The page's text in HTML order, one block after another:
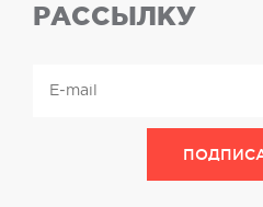
РАССЫЛКУ